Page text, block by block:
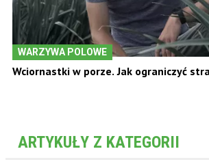
WARZYWA POLOWE
Wciornastki w porze. Jak ograniczyć
ARTYKUŁY Z KATEGORII